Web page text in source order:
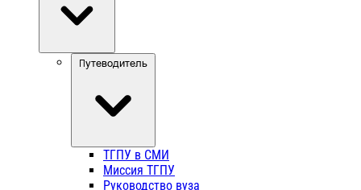
Путеводитель
ТГПУ в СМИ
Миссия ТГПУ
Руководство вуза